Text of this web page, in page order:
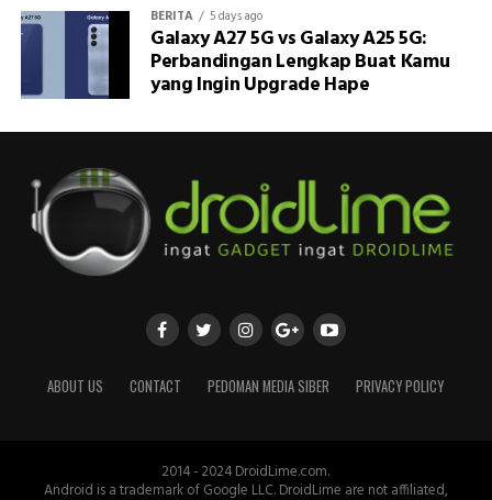
BERITA 5 days ago
Galaxy A27 5G vs Galaxy A25 5G:
Perbandingan Lengkap Buat Kamu
yang Ingin Upgrade Hape
ABOUT US CONTACT PEDOMAN MEDIA SIBER PRIVACY POLICY
2014 - 2024 DroidLime.com.
Android is a trademark of Google LLC. DroidLime are not affiliated,